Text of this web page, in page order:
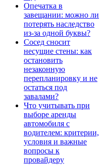
Опечатка в
завещании: можно ли
потерять наследство
из-за одной буквы?
Сосед сносит
несущие стены: как
остановить
незаконную
перепланировку и не
остаться под
завалами?
Что учитывать при
выборе аренды
автомобиля с
водителем: критерии,
условия и важные
вопросы к
провайдеру